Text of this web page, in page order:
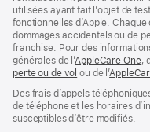
utilisées ayant fait l’objet de
fonctionnelles d’Apple.
dommages accidentels ou de
franchise. Pour des
générales de l’AppleCare One,
perte ou de vol (s’ouvre
une
nouvelle
fenêtre)
ou de l’
Des frais d’appels
de téléphone et les horaires
susceptibles d’être modifiés.